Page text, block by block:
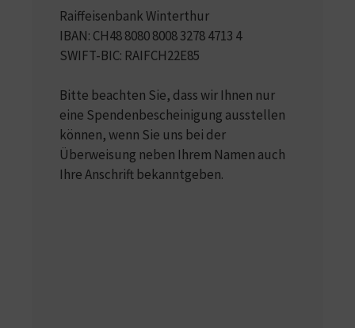
Raiffeisenbank Winterthur
IBAN: CH48 8080 8008 3278 4713 4
SWIFT-BIC: RAIFCH22E85
Bitte beachten Sie, dass wir Ihnen nur
eine Spendenbescheinigung ausstellen
können, wenn Sie uns bei der
Überweisung neben Ihrem Namen auch
Ihre Anschrift bekanntgeben.